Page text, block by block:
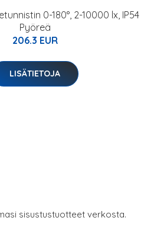
0-180°, 2-10000 lx, IP54
Pyöreä
206.3 EUR
LISÄTIETOJA
sisustustuotteet verkosta.